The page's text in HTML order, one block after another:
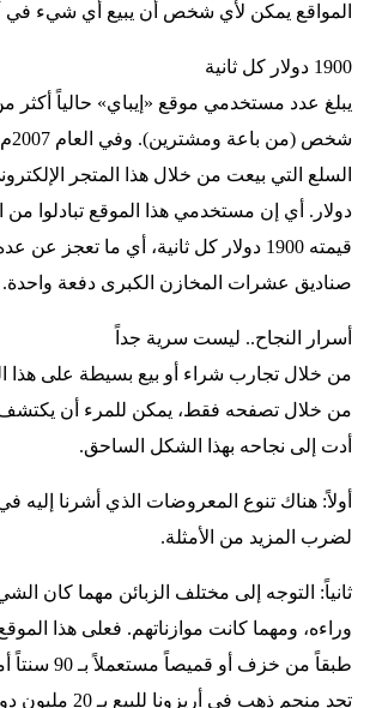
المواقع يمكن لأي شخص أن يبيع أي شيء
1900 دولار كل ثانية
شخص
دولار. أي إن مستخدمي هذا الموقع تبادلوا من
قيمته 1900 دولار كل ثانية، أي ما تعجز
صناديق عشرات المخازن الكبرى دفعة واحدة.
أسرار النجاح.. ليست سرية جداً
من خلال تجارب شراء أو بيع بسيطة على هذا
من خلال تصفحه فقط، يمكن للمرء أن يكتشف
أدت إلى نجاحه بهذا الشكل الساحق.
أولاً: هناك تنوع المعروضات الذي أشرنا إليه في
لضرب المزيد من الأمثلة.
ثانياً: التوجه إلى مختلف الزبائن مهما كان
وراءه، ومهما كانت موازناتهم. فعلى هذا
طبقاً من خزف أو
تجد منجم ذهب في